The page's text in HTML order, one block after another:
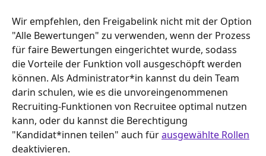
Wir empfehlen, den Freigabelink nicht mit der Option
"Alle Bewertungen" zu verwenden, wenn der Prozess
für faire Bewertungen eingerichtet wurde, sodass
die Vorteile der Funktion voll ausgeschöpft werden
können. Als Administrator*in kannst du dein Team
darin schulen, wie es die unvoreingenommenen
Recruiting-Funktionen von Recruitee optimal nutzen
kann, oder du kannst die Berechtigung
"Kandidat*innen teilen" auch für ausgewählte Rollen
deaktivieren.